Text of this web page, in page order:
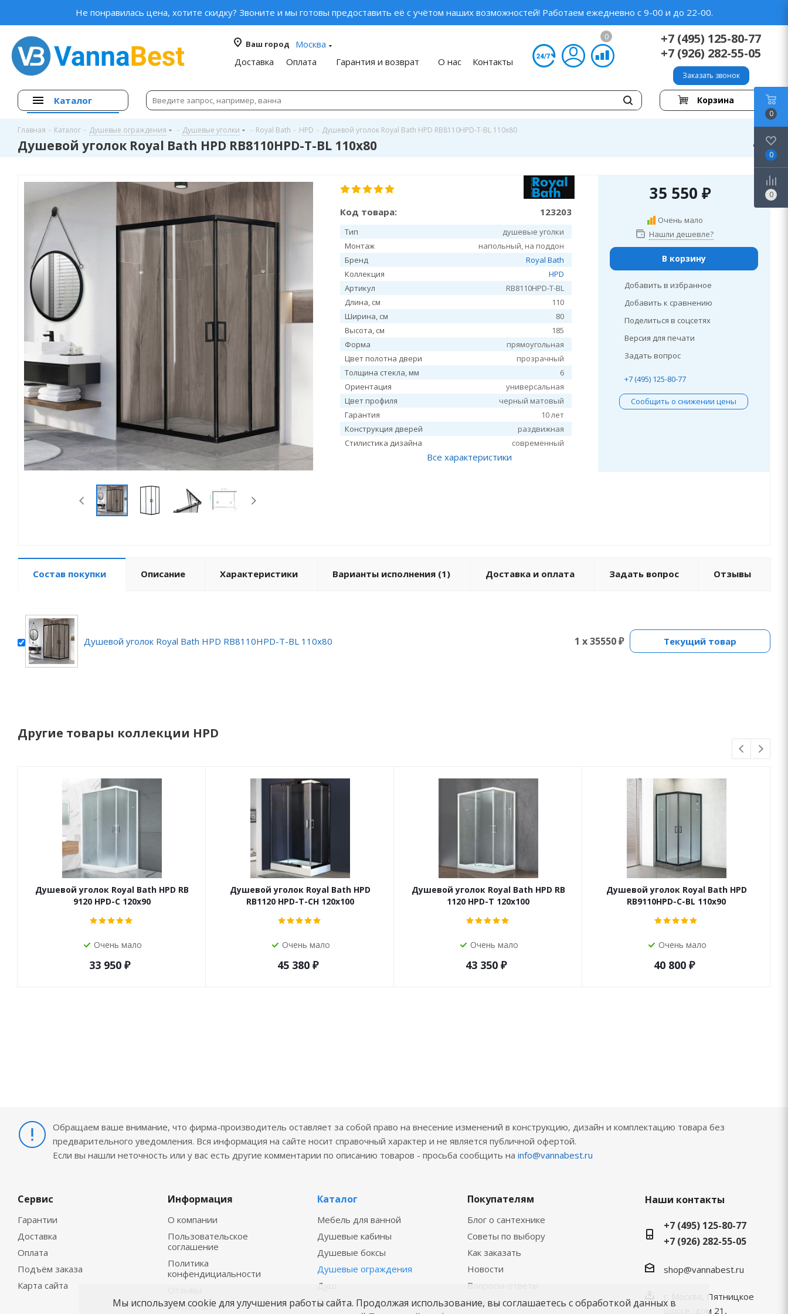
Не понравилась цена, хотите скидку? Звоните и мы готовы предоставить её с учётом наших возможностей! Работаем ежедневно с 9-00 и до 22-00.
Ваш город
Москва
Доставка
Оплата Гарантия и возврат О нас Контакты
0
+7 (495) 125-80-77
+7 (926) 282-55-05
Заказать звонок
Каталог Корзина
Главная - Каталог - Душевые ограждения - Душевые уголки - Royal Bath - HPD - Душевой уголок Royal Bath HPD RB8110HPD-T-BL 110x80
Душевой уголок Royal Bath HPD RB8110HPD-T-BL 110x80
Код товара: 123203
Тип
душевые уголки
Монтаж
напольный, на поддон
Бренд
Royal Bath
Коллекция
HPD
Артикул
RB8110HPD-T-BL
Длина, см
110
Ширина, см
80
Высота, см
185
Форма
прямоугольная
Цвет полотна двери
прозрачный
Толщина стекла, мм
6
Ориентация
универсальная
Цвет профиля
черный матовый
Гарантия
10 лет
Конструкция дверей
раздвижная
Стилистика дизайна
современный
Все характеристики
35 550 ₽
Очень мало
Нашли дешевле?
В корзину
Добавить в избранное
Добавить к сравнению
Поделиться в соцсетях
Версия для печати
Задать вопрос
+7 (495) 125-80-77
Сообщить о снижении цены
Состав покупки Описание Характеристики Варианты исполнения (1) Доставка и оплата Задать вопрос Отзывы
Душевой уголок Royal Bath HPD RB8110HPD-T-BL 110x80 1 x 35550 ₽ Текущий товар
Другие товары коллекции HPD
Душевой уголок Royal Bath HPD RB
9120 HPD-C 120x90
Очень мало
33 950 ₽
Душевой уголок Royal Bath HPD
RB1120 HPD-T-CH 120x100
Очень мало
45 380 ₽
Душевой уголок Royal Bath HPD RB
1120 HPD-T 120x100
Очень мало
43 350 ₽
Душевой уголок Royal Bath HPD
RB9110HPD-C-BL 110x90
Очень мало
40 800 ₽
Обращаем ваше внимание, что фирма-производитель оставляет за собой право на внесение изменений в конструкцию, дизайн и комплектацию товара без
предварительного уведомления. Вся информация на сайте носит справочный характер и не является публичной офертой.
Если вы нашли неточность или у вас есть другие комментарии по описанию товаров - просьба сообщить на info@vannabest.ru
Сервис
Гарантии
Доставка
Оплата
Подъём заказа
Карта сайта
Информация
О компании
Пользовательское
соглашение
Политика
конфендициальности
Контакты
Каталог
Мебель для ванной
Душевые кабины
Душевые боксы
Душевые ограждения
Душ
Ванны
Покупателям
Блог о сантехнике
Советы по выбору
Как заказать
Новости
Вопросы-ответы
Бренды
Наши контакты
+7 (495) 125-80-77
+7 (926) 282-55-05
shop@vannabest.ru
г. Москва, Пятницкое
шоссе, дом 21,
0
0
0
Мы используем cookie для улучшения работы сайта. Продолжая использование, вы соглашаетесь с обработкой данных в